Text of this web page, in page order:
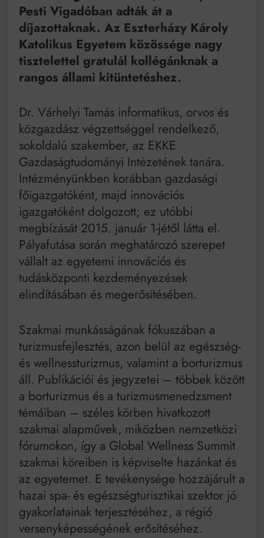
Mindenki a világot akarja uralni – de nem csak a 80-
as években
Bitumenes lapostetők: a bevált technológia akkor
működik, ha jól van felújítva
Pesti Vigadóban adták át a
díjazottaknak. Az Eszterházy Károly
Katolikus Egyetem közössége nagy
tisztelettel gratulál kollégánknak a
rangos állami kitüntetéshez.
Dr. Várhelyi Tamás informatikus, orvos és
közgazdász végzettséggel rendelkező,
sokoldalú szakember, az EKKE
Gazdaságtudományi Intézetének tanára.
Intézményünkben korábban gazdasági
főigazgatóként, majd innovációs
igazgatóként dolgozott; ez utóbbi
megbízását 2015. január 1-jétől látta el.
Pályafutása során meghatározó szerepet
vállalt az egyetemi innovációs és
tudásközponti kezdeményezések
elindításában és megerősítésében.
Szakmai munkásságának fókuszában a
turizmusfejlesztés, azon belül az egészség-
és wellnessturizmus, valamint a borturizmus
áll. Publikációi és jegyzetei – többek között
a borturizmus és a turizmusmenedzsment
témáiban – széles körben hivatkozott
szakmai alapművek, miközben nemzetközi
fórumokon, így a Global Wellness Summit
szakmai köreiben is képviselte hazánkat és
az egyetemet. E tevékenysége hozzájárult a
hazai spa- és egészségturisztikai szektor jó
gyakorlatainak terjesztéséhez, a régió
versenyképességének erősítéséhez.